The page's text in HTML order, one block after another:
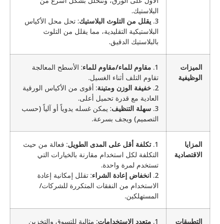
البلاستيك.
3. يقلل من التلوث البلاستيك: تحل محل الأكياس
البلاستيكية التقليدية، مما يقلل من التلوث
بالبلاستيك الدقيق.
الميزات
الوظيفية
1. مقاوم للماء/مقاوم للماء: الأسطح المعالجة
تقاوم التلف أثناء الغسيل.
2. خفيفة الوزن ومتينة: أقوى من الأكياس الورقية
العادية مع قدرة تحميل أعلى.
3. سهلة التنظيف: يمكن غسله يدوياً أو آلياً (حسب
التصميم) ويجف بسرعة.
المزايا
الاقتصادية
1. تكلفة أقل على المدى الطويل: فعالة من حيث
التكلفة لكل استخدام مقارنة بالخيارات التي
تستخدم لمرة واحدة.
2. انخفاض إعادة الشراء: تقلل إمكانية إعادة
الاستخدام من النفقات المتكررة للشركات/
المستهلكين.
التطبيقات 1. متعدد الاستخدامات: مثالية للتسوق والتخزين